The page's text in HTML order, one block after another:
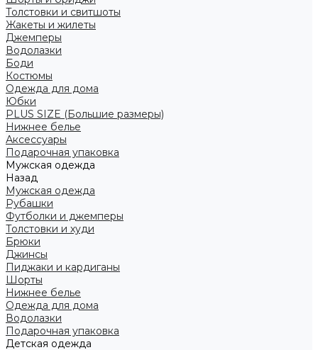
Толстовки и свитшоты
Жакеты и жилеты
Джемперы
Водолазки
Боди
Костюмы
Одежда для дома
Юбки
PLUS SIZE (Большие размеры)
Нижнее белье
Аксессуары
Подарочная упаковка
Мужская одежда
Назад
Мужская одежда
Рубашки
Футболки и джемперы
Толстовки и худи
Брюки
Джинсы
Пиджаки и кардиганы
Шорты
Нижнее белье
Одежда для дома
Водолазки
Подарочная упаковка
Детская одежда